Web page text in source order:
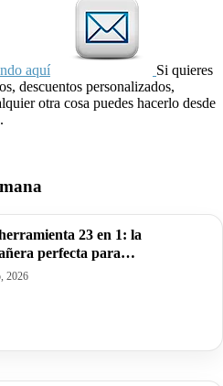
aquí
Si quieres
descuentos personalizados,
otra cosa puedes hacerlo desde
.
23 en 1: la
perfecta para…
2026